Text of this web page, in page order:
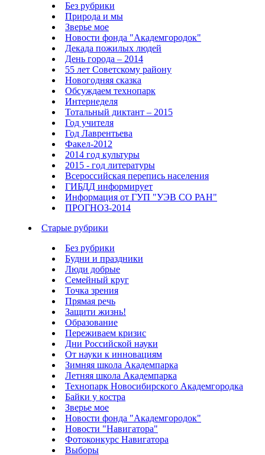
Без рубрики
Природа и мы
Зверье мое
Новости фонда "Академгородок"
Декада пожилых людей
День города – 2014
55 лет Советскому району
Новогодняя сказка
Обсуждаем технопарк
Интернеделя
Тотальный диктант – 2015
Год учителя
Год Лаврентьева
Факел-2012
2014 год культуры
2015 - год литературы
Всероссийская перепись населения
ГИБДД информирует
Информация от ГУП "УЭВ СО РАН"
ПРОГНОЗ-2014
Старые рубрики
Без рубрики
Будни и праздники
Люди добрые
Семейный круг
Точка зрения
Прямая речь
Защити жизнь!
Образование
Переживаем кризис
Дни Российской науки
От науки к инновациям
Зимняя школа Академпарка
Летняя школа Академпарка
Технопарк Новосибирского Академгородка
Байки у костра
Зверье мое
Новости фонда "Академгородок"
Новости "Навигатора"
Фотоконкурс Навигатора
Выборы